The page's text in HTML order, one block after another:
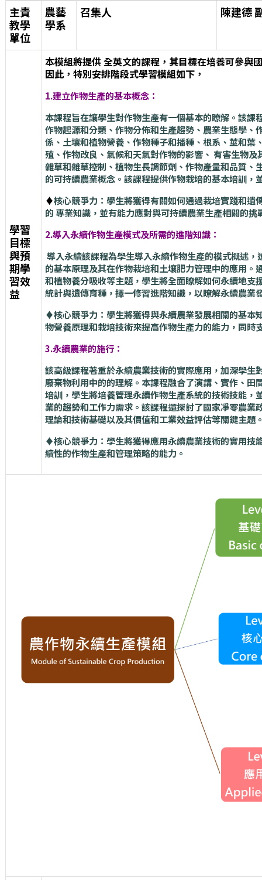
主責
教學
單位
農藝
學系
召集人 陳建德
學習
目標
與預
期學
習效
益
本模組將提供 全英文的課程，其目標在培養可參與
因此，特別安排階段式學習模組如下，
1.建立作物生產的基本概念：
本課程旨在讓學生對作物生產有一個基本的瞭解。該課
作物起源和分類、作物分佈和生產趨勢、農業生態學、
係、土壤和植物營養、作物種子和播種、根系、莖和葉
殖、作物改良、氣候和天氣對作物的影響、 有害生物
雜草和雜草控制、植物生長調節劑、作物產量和品質、
的可持續農業概念。該課程提供作物栽培的基本培訓，
♦️核心競爭力：學生將獲得有關如何通過栽培實踐和遺
的 專業知識，並有能力應對與可持續農業生產相關的挑
2.導入永續作物生產模式及所需的進階知識：
導入永續該課程為學生導入永續作物生產的模式概述
的基本原理及其在作物栽培和土壤肥力管理中的應用。
和植物養分吸收等主題，學生將全面瞭解如何永續地支
統計與遺傳育種，擇一修習進階知識，以瞭解永續農業
♦️核心競爭力：學生將獲得與永續農業發展相關的基本
物營養原理和栽培技術來提高作物生產力的能力，同時
3.永續農業的施行：
該高級課程著重於永續農業技術的實際應用，加深學生
廢棄物利用中的的理解。本課程融合了演講、實作、田
培訓，學生將培養管理永續作物生產系統的技術技能，
業的趨勢和工作力需求。該課程還探討了國家凈零農業
理論和技術基礎以及其價值和工業效益評估等關鍵主題
♦️核心競爭力：學生將獲得應用永續農業技術的實用技
續性的作物生產和管理策略的能力。